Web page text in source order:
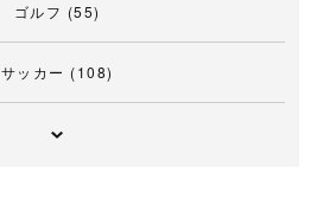
ゴルフ (55)
サッカー (108)